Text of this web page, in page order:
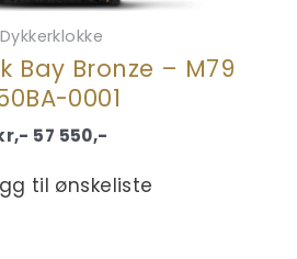
Dykkerklokke
Bay Bronze – M79
0001
57 550,-
til ønskeliste